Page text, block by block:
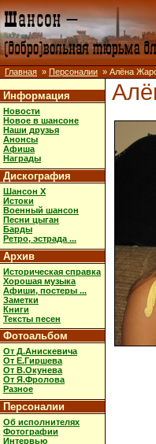
Главная » Персоналии » Алёна
Информация
Новости
Новое в шансоне
Наши друзья
Анонсы
Афиша
Награды
Дискография
Шансон X
Истоки
Военный шансон
Песни цыган
Барды
Ретро, эстрада ...
Архив
Историческая справка
Хорошая музыка
Афиши, постеры ...
Заметки
Книги
Тексты песен
Фотоальбом
От Д.Анискевича
От Е.Гиршева
От В.Окунева
От Я.Фролова
Разное
Персоналии
Об исполнителях
Фотографии
Интервью